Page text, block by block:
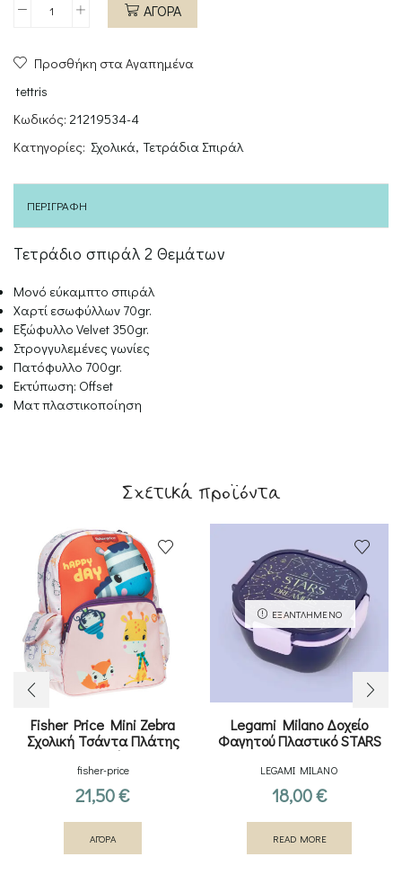
Τετράδιο
2Θ
17*24
ποσότητα
ΑΓΟΡΑ
Προσθήκη στα Αγαπημένα
tettris
Κωδικός: 21219534-4
Κατηγορίες: Σχολικά, Τετράδια Σπιράλ
ΠΕΡΙΓΡΑΦΉ
Τετράδιο σπιράλ 2 Θεμάτων
Μονό εύκαμπτο σπιράλ
Χαρτί εσωφύλλων 70gr.
Εξώφυλλο Velvet 350gr.
Στρογγυλεμένες γωνίες
Πατόφυλλο 700gr.
Εκτύπωση: Offset
Ματ πλαστικοποίηση
Σχετικά προϊόντα
Fisher Price Mini Zebra
Σχολική Τσάντα Πλάτης
Νηπιαγωγείου Ροζ
fisher-price
21,50€
ΑΓΟΡΑ
ΕΞΑΝΤΛΗΜΈΝΟ
Legami Milano Δοχείο
Φαγητού Πλαστικό STARS
LEGAMI MILANO
18,00€
READ MORE